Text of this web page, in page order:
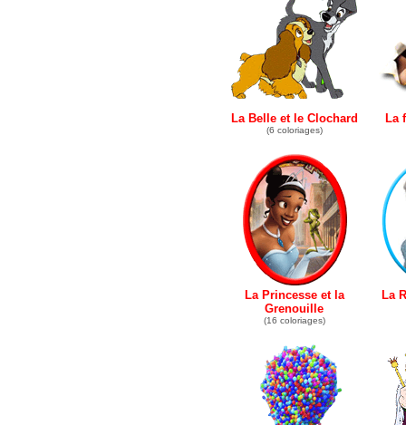
La Belle et le Clochard
(6 coloriages)
La
La Princesse et la
Grenouille
(16 coloriages)
La